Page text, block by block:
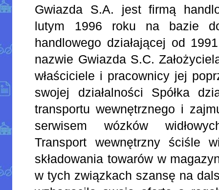
Gwiazda S.A. jest firmą
lutym 1996 roku na bazie
handlowego działającej od
nazwie Gwiazda S.C.
właściciele i pracownicy jej
swojej działalności Spółka
transportu wewnętrznego i
serwisem wózków
Transport wewnętrzny ściśle
składowania towarów w
w tych związkach szansę na